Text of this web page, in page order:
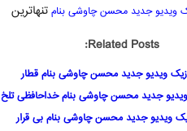
ویدیو جدید محسن چاوشی بنامتنهاترین
Related Posts:
ویدیو جدید محسن چاوشی بنام قطار
ویدیو جدید محسن چاوشی بنام خداحافظی تلخ
ویدیو جدید محسن چاوشی بنام بی قرار